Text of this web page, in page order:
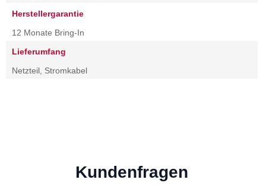
Herstellergarantie
12 Monate Bring-In
Lieferumfang
Netzteil, Stromkabel
Kundenfragen